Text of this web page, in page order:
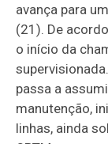
avança para
(21). De
o início da
passa a
manutenção,
linhas, ainda